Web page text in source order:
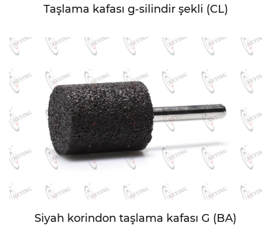
Taşlama kafası g-silindir şekli (CL)
Siyah korindon taşlama kafası G (BA)